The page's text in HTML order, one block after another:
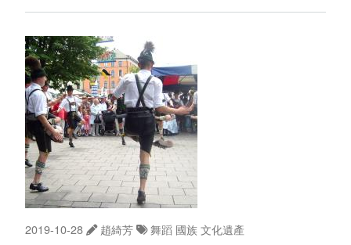
2019-10-28 趙綺芳 舞蹈 國族文化遺產